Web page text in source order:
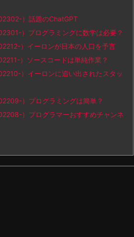
）話題のChatGPT
）プログラミングに数学は必要？
）イーロンが日本の人口を予言
）ソースコードは単純作業？
）イーロンに追い出されたスタッ
）プログラミングは簡単？
）プログラマーおすすめチャンネ